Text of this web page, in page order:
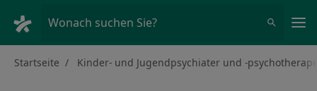
Wonach suchen Sie?
Startseite Kinder- und Jugendpsychiater und -